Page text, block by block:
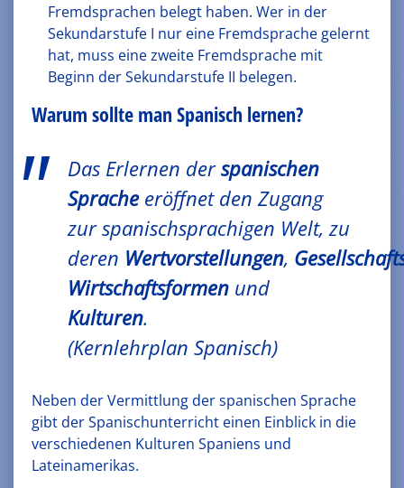
Fremdsprachen belegt haben. Wer in der
Sekundarstufe I nur eine Fremdsprache gelernt
hat, muss eine zweite Fremdsprache mit
Beginn der Sekundarstufe II belegen.
Warum sollte man Spanisch lernen?
Das Erlernen derspanischen
Spracheeröffnet den Zugang
zur spanischsprachigen Welt, zu
deren Wertvorstellungen,
Wirtschaftsformen und
Kulturen.
(Kernlehrplan Spanisch)
Neben der Vermittlung der spanischen Sprache
gibt der Spanischunterricht einen Einblick in die
verschiedenen Kulturen Spaniens und
Lateinamerikas.